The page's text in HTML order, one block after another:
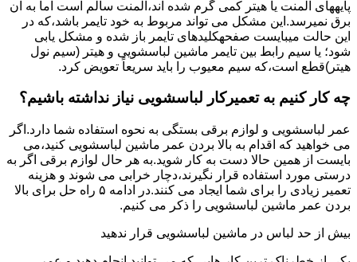
پایههای اﻟﻤﻨﺖ یا هیتر کمی ﮔﺮم ﺷﺪه اند،اﻟﻤﻨﺖ ﺳﺎﻟﻢ است اما ﺑﻪ آن
ﺑﺮق نمیرسد.اﯾﻦ ﻣﺸﮑﻞ می تواند مربوط به ﺧﻮد ﺗﺎﯾﻤﺮ باشد،ﮐﻪ در
این حالت میبایست صفحهکلیدهای ﺗﺎﯾﻤﺮ باز شده و مشکل یابی
شود؛ ﯾﺎ ﺳﯿﻢ راﺑﻂ ﺑﯿﻦ ﺗﺎﯾﻤﺮ ماشین لباسشویی و ﻫﯿﺘﺮ (سیم ﻧﻮل
ﻫﯿﺘﺮ)ﻗﻄﻊ اﺳﺖ،ﮐﻪ ﺳﯿﻢ ﻣﻌﯿﻮب را ﺑﺎﯾﺪ سریعاً ﺗﻌﻮﯾﺾ کرد.
چه کار کنیم به تعمیرکار لباسشویی نیاز نداشته باشیم؟
عمر لباسشویی و لوازم برقی بستگی به نحوه استفاده شما دارد.اگر
می خواهید که اقدام به بالا بردن عمر ماشین لباسشویی کنید،می
بایست از همین حالا دست به کار شوید.به هر حال لوازم برقی اگر به
درستی مورد استفاده قرار نگیرند،دچار خرابی می شوند و هزینه
تعمیر زیادی را برای شما ایجاد می کنند.در ادامه ۵ راه حل برای بالا
بردن عمر ماشین لباسشویی را ذکر می کنیم.
بیش از حد لباس در ماشین لباسشویی قرار ندهید